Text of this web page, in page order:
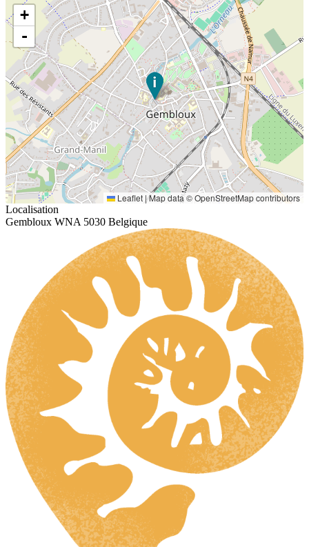
+
-
Leaflet |Map data ©OpenStreetMapcontributors
Localisation
Gembloux WNA 5030 Belgique